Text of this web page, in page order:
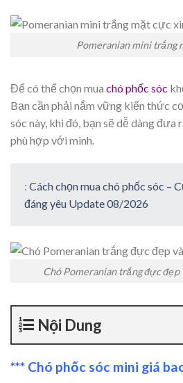
Pomeranian mini trắng
Để có thể chọn mua chó phốc sóc
Bạn cần phải nắm vững kiến thức
sóc này, khi đó, bạn sẽ dễ dàng
phù hợp với mình.
: Cách chọn mua chó phốc sóc –
đáng yêu Update 08/2026
Chó Pomeranian trắng đực đẹp
Nội Dung
*** Chó phốc sóc mini giá